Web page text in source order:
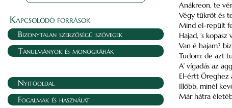
Kapcsolódó források
Bizonytalan szerzőségű szövegek
Tanulmányok és monográfiák
Nyitóoldal
Fogalmak és használat
Anákreon, te
Végy tűkröt és
Mind el-repűlt
Hajad, ’s kopasz
Van é hajam?
Tudom: de azt
A’ vígadás az
El-értt Öreghez
Illőbb, minél
Már hátra